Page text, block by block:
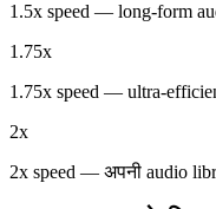
1.5x speed — long-form
1.75x
1.75x speed — ultra-
2x
2x speed — अपनी audio